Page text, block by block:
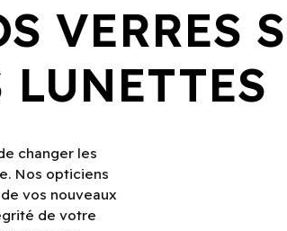
VERRES
LUNETTES
changer les
Nos opticiens
vos nouveaux
de votre